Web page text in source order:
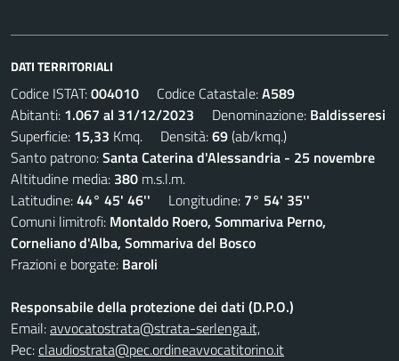
DATI TERRITORIALI
Codice ISTAT:004010 Codice Catastale:A589
Abitanti: 1.067 al 31/12/2023 Denominazione: Baldisseresi
Superficie: 15,33 Kmq. Densità:69(ab/kmq.)
Santo patrono:Santa Caterina d'Alessandria - 25 novembre
Altitudine media: 380 m.s.l.m.
Latitudine:44° 45' 46'' Longitudine: 7° 54' 35''
Comuni limitrofi: Montaldo Roero, Sommariva Perno,
Corneliano d'Alba, Sommariva del Bosco
Frazioni e borgate: Baroli
Responsabile della protezione dei dati (D.P.O.)
Email:avvocatostrata@strata-serlenga.it,
Pec:claudiostrata@pec.ordineavvocatitorino.it